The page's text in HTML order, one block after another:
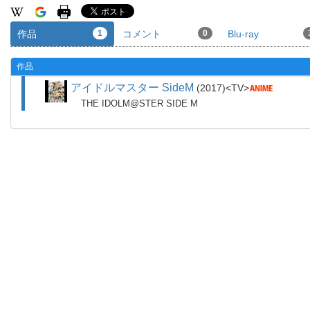
作品 1 コメント 0 Blu-ray
作品
アイドルマスター SideM 2017 TV
THE IDOLM@STER SIDE M